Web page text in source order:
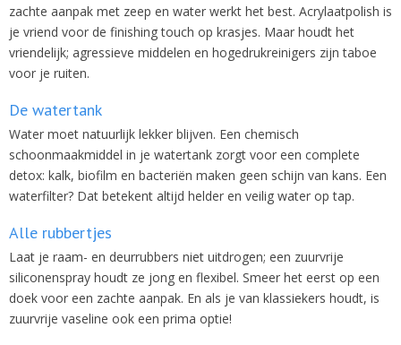
zachte aanpak met zeep en water werkt het best. Acrylaatpolish is
je vriend voor de finishing touch op krasjes. Maar houdt het
vriendelijk; agressieve middelen en hogedrukreinigers zijn taboe
voor je ruiten.
De watertank
Water moet natuurlijk lekker blijven. Een chemisch
schoonmaakmiddel in je watertank zorgt voor een complete
detox: kalk, biofilm en bacteriën maken geen schijn van kans. Een
waterfilter? Dat betekent altijd helder en veilig water op tap.
Alle rubbertjes
Laat je raam- en deurrubbers niet uitdrogen; een zuurvrije
siliconenspray houdt ze jong en flexibel. Smeer het eerst op een
doek voor een zachte aanpak. En als je van klassiekers houdt, is
zuurvrije vaseline ook een prima optie!